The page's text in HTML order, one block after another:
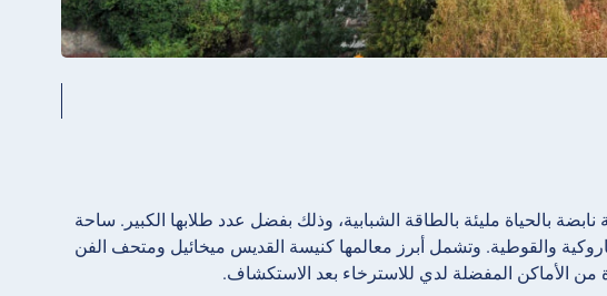
نابضة بالحياة مليئة بالطاقة الشبابية، وذلك بفضل عدد طلابها الكبير. ساحة
والقوطية. وتشمل أبرز معالمها كنيسة القديس ميخائيل ومتحف الفن
من الأماكن المفضلة لدي للاسترخاء بعد الاستكشاف.